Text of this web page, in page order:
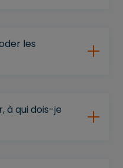
les
à qui dois-je